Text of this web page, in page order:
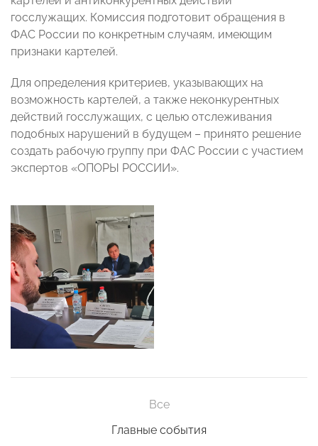
госслужащих. Комиссия подготовит обращения в
ФАС России по конкретным случаям, имеющим
признаки картелей.
Для определения критериев, указывающих на
возможность картелей, а также неконкурентных
действий госслужащих, с целью отслеживания
подобных нарушений в будущем – принято решение
создать рабочую группу при ФАС России с участием
экспертов «ОПОРЫ РОССИИ».
Все
Главные события